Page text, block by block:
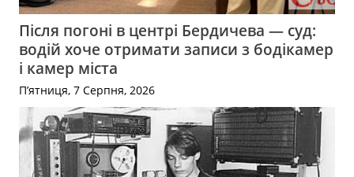
Після погоні в центрі Бердичева — суд:
водій хоче отримати записи з бодікамер
і камер міста
П’ятниця, 7 Серпня, 2026